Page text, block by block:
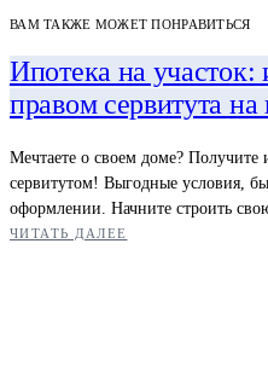
ВАМ ТАКЖЕ МОЖЕТ ПОНРАВИТЬСЯ
Ипотека на участок:
правом сервитута на
Мечтаете о своем доме? Получите
сервитутом! Выгодные условия,
оформлении. Начните строить
ЧИТАТЬ ДАЛЕЕ